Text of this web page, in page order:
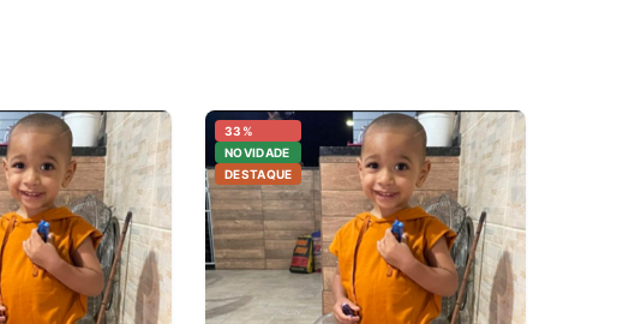
33%
NOVIDADE
DESTAQUE